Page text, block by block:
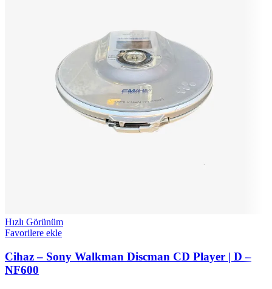
Hızlı Görünüm
Favorilere ekle
Cihaz – Sony Walkman Discman CD Player | D –
NF600